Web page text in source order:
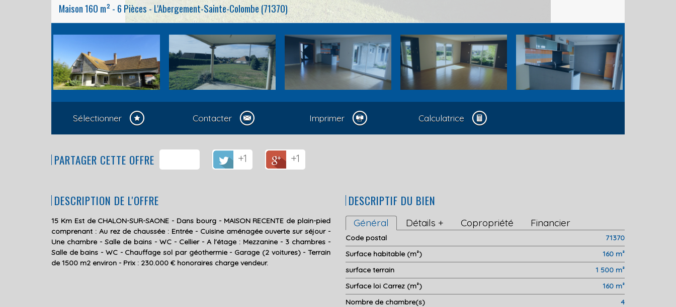
Maison 160 m² - 6 Pièces - L'Abergement-Sainte-Colombe (71370)
Sélectionner Contacter Imprimer Calculatrice
PARTAGER CETTE OFFRE +1 +1
DESCRIPTION DE L'OFFRE
15 Km Est de CHALON-SUR-SAONE - Dans bourg - MAISON RECENTE de plain-pied
comprenant : Au rez de chaussée : Entrée - Cuisine aménagée ouverte sur séjour -
Une chambre - Salle de bains - WC - Cellier - A l'étage : Mezzanine - 3 chambres -
Salle de bains - WC - Chauffage sol par géothermie - Garage (2 voitures) - Terrain
de 1500 m2 environ - Prix : 230.000 € honoraires charge vendeur.
DESCRIPTIF DU BIEN
Général Détails + Copropriété Financier
Code postal
71370
Surface habitable (m²)
160 m²
surface terrain
1 500 m²
Surface loi Carrez (m²)
160 m²
Nombre de chambre(s)
4